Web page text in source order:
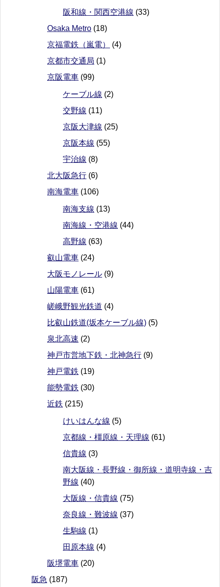
阪和線・関西空港線 (33)
Osaka Metro (18)
京福電鉄（嵐電）
(4)
京都市交通局 (1)
京阪電車 (99)
ケーブル線 (2)
交野線 (11)
京阪大津線 (25)
京阪本線 (55)
宇治線 (8)
北大阪急行 (6)
南海電車 (106)
南海支線 (13)
南海線・空港線 (44)
高野線 (63)
叡山電車 (24)
大阪モノレール (9)
山陽電車 (61)
嵯峨野観光鉄道 (4)
比叡山鉄道(坂本ケーブル線) (5)
泉北高速 (2)
神戸市営地下鉄・北神急行 (9)
神戸電鉄 (19)
能勢電鉄 (30)
近鉄 (215)
けいはんな線 (5)
京都線・橿原線・天理線 (61)
信貴線 (3)
南大阪線・長野線・御所線・道明寺線・吉
野線 (40)
大阪線・信貴線 (75)
奈良線・難波線 (37)
生駒線 (1)
田原本線 (4)
阪堺電車 (20)
阪急 (187)